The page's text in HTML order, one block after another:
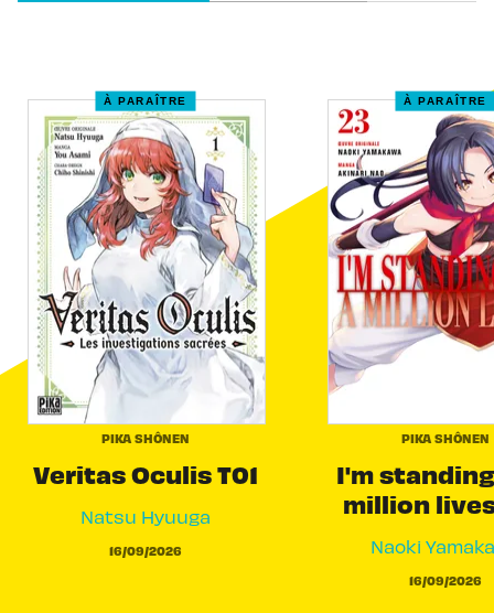
À PARAÎTRE
PIKA SHÔNEN
Veritas Oculis T01
Natsu Hyuuga
16/09/2026
À PARAÎTRE
PIKA SHÔNEN
I'm
million
Naoki
16/09/2026